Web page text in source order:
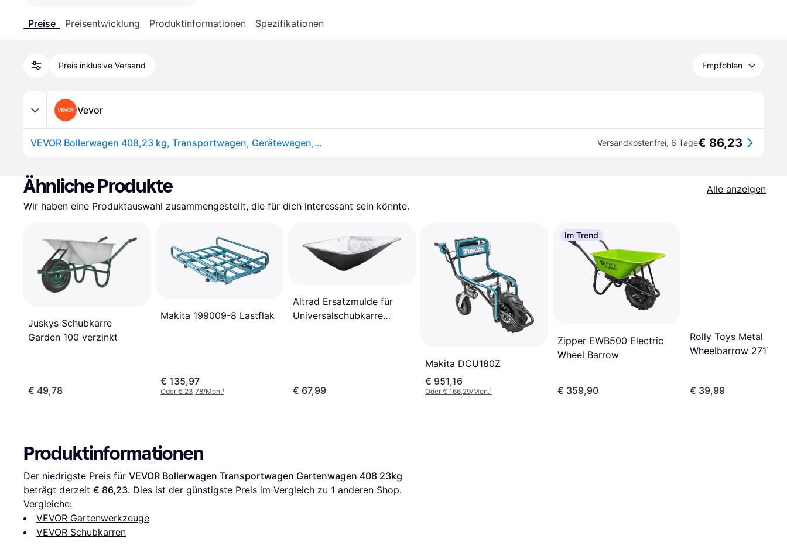
Preise Preisentwicklung Produktinformationen Spezifikationen
Preis inklusive Versand Empfohlen
Vevor
VEVOR Bollerwagen 408,23 kg, Transportwagen, Gerätewagen, Gartenwagen, Handwagen mit 10-Zoll-Reifen und abnehmbaren Seitenteilen aus Netzgewebe (umbaubar in Pritsche) und um 180° drehbarem Griff Versandkostenfrei, 6 Tage€ 86,23
Ähnliche Produkte
Alle anzeigen
Wir haben eine Produktauswahl zusammengestellt, die für dich interessant sein könnte.
Juskys Schubkarre
Garden 100 verzinkt
€ 49,78
Makita 199009-8 Lastflak
€ 135,97
Oder € 23,78/Mon.¹
Altrad Ersatzmulde für
Universalschubkarre
€ 67,99
Makita DCU180Z
€ 951,16
Oder € 166,29/Mon.¹
Im Trend
Zipper EWB500 Electric
Wheel Barrow
€ 359,90
Rolly Toys Metal
Wheelbarrow 271757
€ 39,99
Produktinformationen
Der niedrigste Preis für VEVOR Bollerwagen Transportwagen Gartenwagen 408 23kg
beträgt derzeit € 86,23. Dies ist der günstigste Preis im Vergleich zu 1 anderen Shop.
Vergleiche:
VEVOR Gartenwerkzeuge
VEVOR Schubkarren